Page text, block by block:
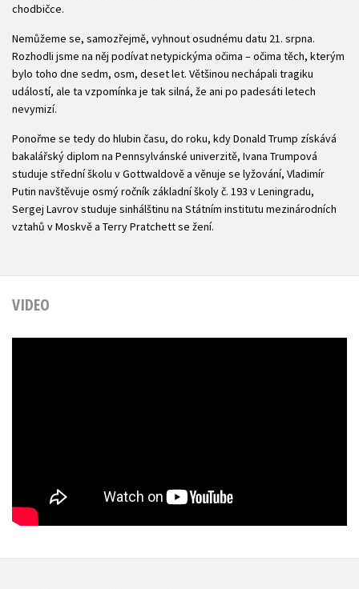
chodbičce.
Nemůžeme se, samozřejmě, vyhnout osudnému datu 21. srpna.
Rozhodli jsme na něj podívat netypickýma očima – očima těch, kterým
bylo toho dne sedm, osm, deset let. Většinou nechápali tragiku
událostí, ale ta vzpomínka je tak silná, že ani po padesáti letech
nevymizí.
Ponořme se tedy do hlubin času, do roku, kdy Donald Trump získává
bakalářský diplom na Pennsylvánské univerzitě, Ivana Trumpová
studuje střední školu v Gottwaldově a věnuje se lyžování, Vladimír
Putin navštěvuje osmý ročník základní školy č. 193 v Leningradu,
Sergej Lavrov studuje sinhálštinu na Státním institutu mezinárodních
vztahů v Moskvě a Terry Pratchett se žení.
VIDEO